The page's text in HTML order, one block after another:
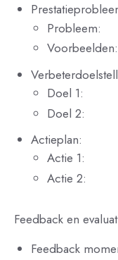
Probleem:
Voorbeelden:
Doel 1:
Doel 2:
Actieplan:
Actie 1:
Actie 2:
Feedback en
Feedback